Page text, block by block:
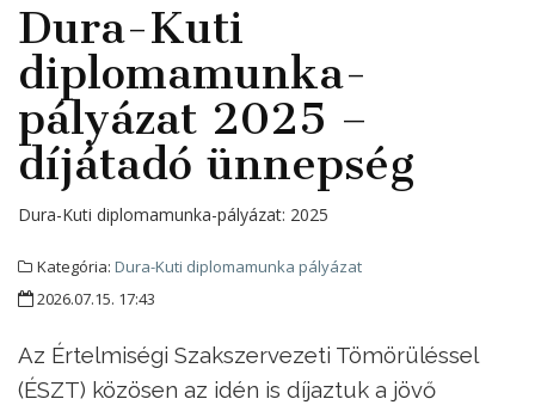
Dura-Kuti
diplomamunka-
pályázat 2025 –
díjátadó ünnepség
Dura-Kuti diplomamunka-pályázat: 2025
Kategória: Dura-Kuti diplomamunka pályázat
2026.07.15. 17:43
Az Értelmiségi Szakszervezeti Tömörüléssel
(ÉSZT) közösen az idén is díjaztuk a jövő